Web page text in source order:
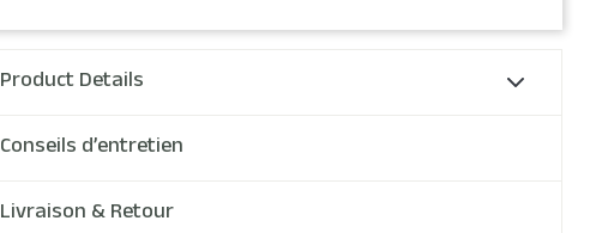
Product Details
Conseils d’entretien
Livraison & Retour